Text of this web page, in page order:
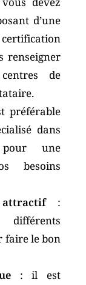
d’une
renseigner
de
préférable
dans
pour une
besoins
:
faire le bon
: il est